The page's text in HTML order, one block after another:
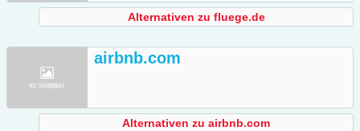
Alternativen zu fluege.de
airbnb.com
Alternativen zu airbnb.com